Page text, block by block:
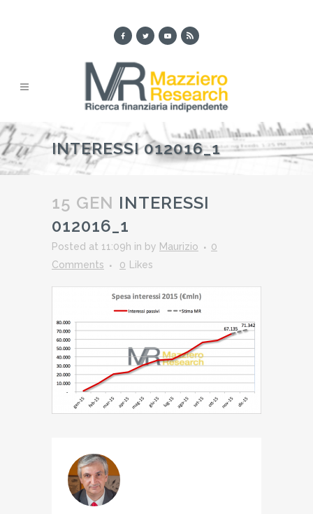
INTERESSI 012016_1
15 GEN INTERESSI
012016_1
Posted at 11:09h in by Maurizio
0
Comments
0 Likes